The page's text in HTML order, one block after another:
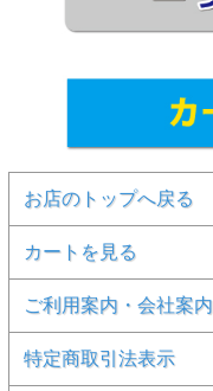
お店のトップへ戻る
カートを見る
ご利用案内・会社案内
特定商取引法表示